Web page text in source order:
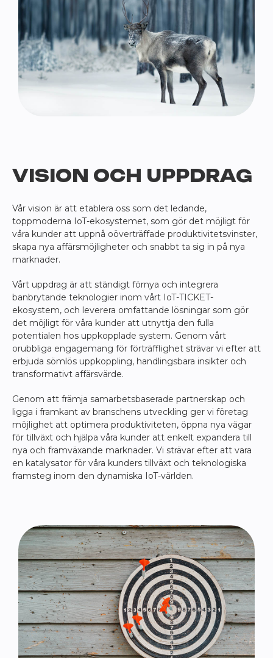
VISION OCH UPPDRAG
Vår vision är att etablera oss som det ledande,
toppmoderna IoT-ekosystemet, som gör det möjligt för
våra kunder att uppnå oöverträffade produktivitetsvinster,
skapa nya affärsmöjligheter och snabbt ta sig in på nya
marknader.
Vårt uppdrag är att ständigt förnya och integrera
banbrytande teknologier inom vårt IoT-TICKET-
ekosystem, och leverera omfattande lösningar som gör
det möjligt för våra kunder att utnyttja den fulla
potentialen hos uppkopplade system. Genom vårt
orubbliga engagemang för förträfflighet strävar vi efter att
erbjuda sömlös uppkoppling, handlingsbara insikter och
transformativt affärsvärde.
Genom att främja samarbetsbaserade partnerskap och
ligga i framkant av branschens utveckling ger vi företag
möjlighet att optimera produktiviteten, öppna nya vägar
för tillväxt och hjälpa våra kunder att enkelt expandera till
nya och framväxande marknader. Vi strävar efter att vara
en katalysator för våra kunders tillväxt och teknologiska
framsteg inom den dynamiska IoT-världen.